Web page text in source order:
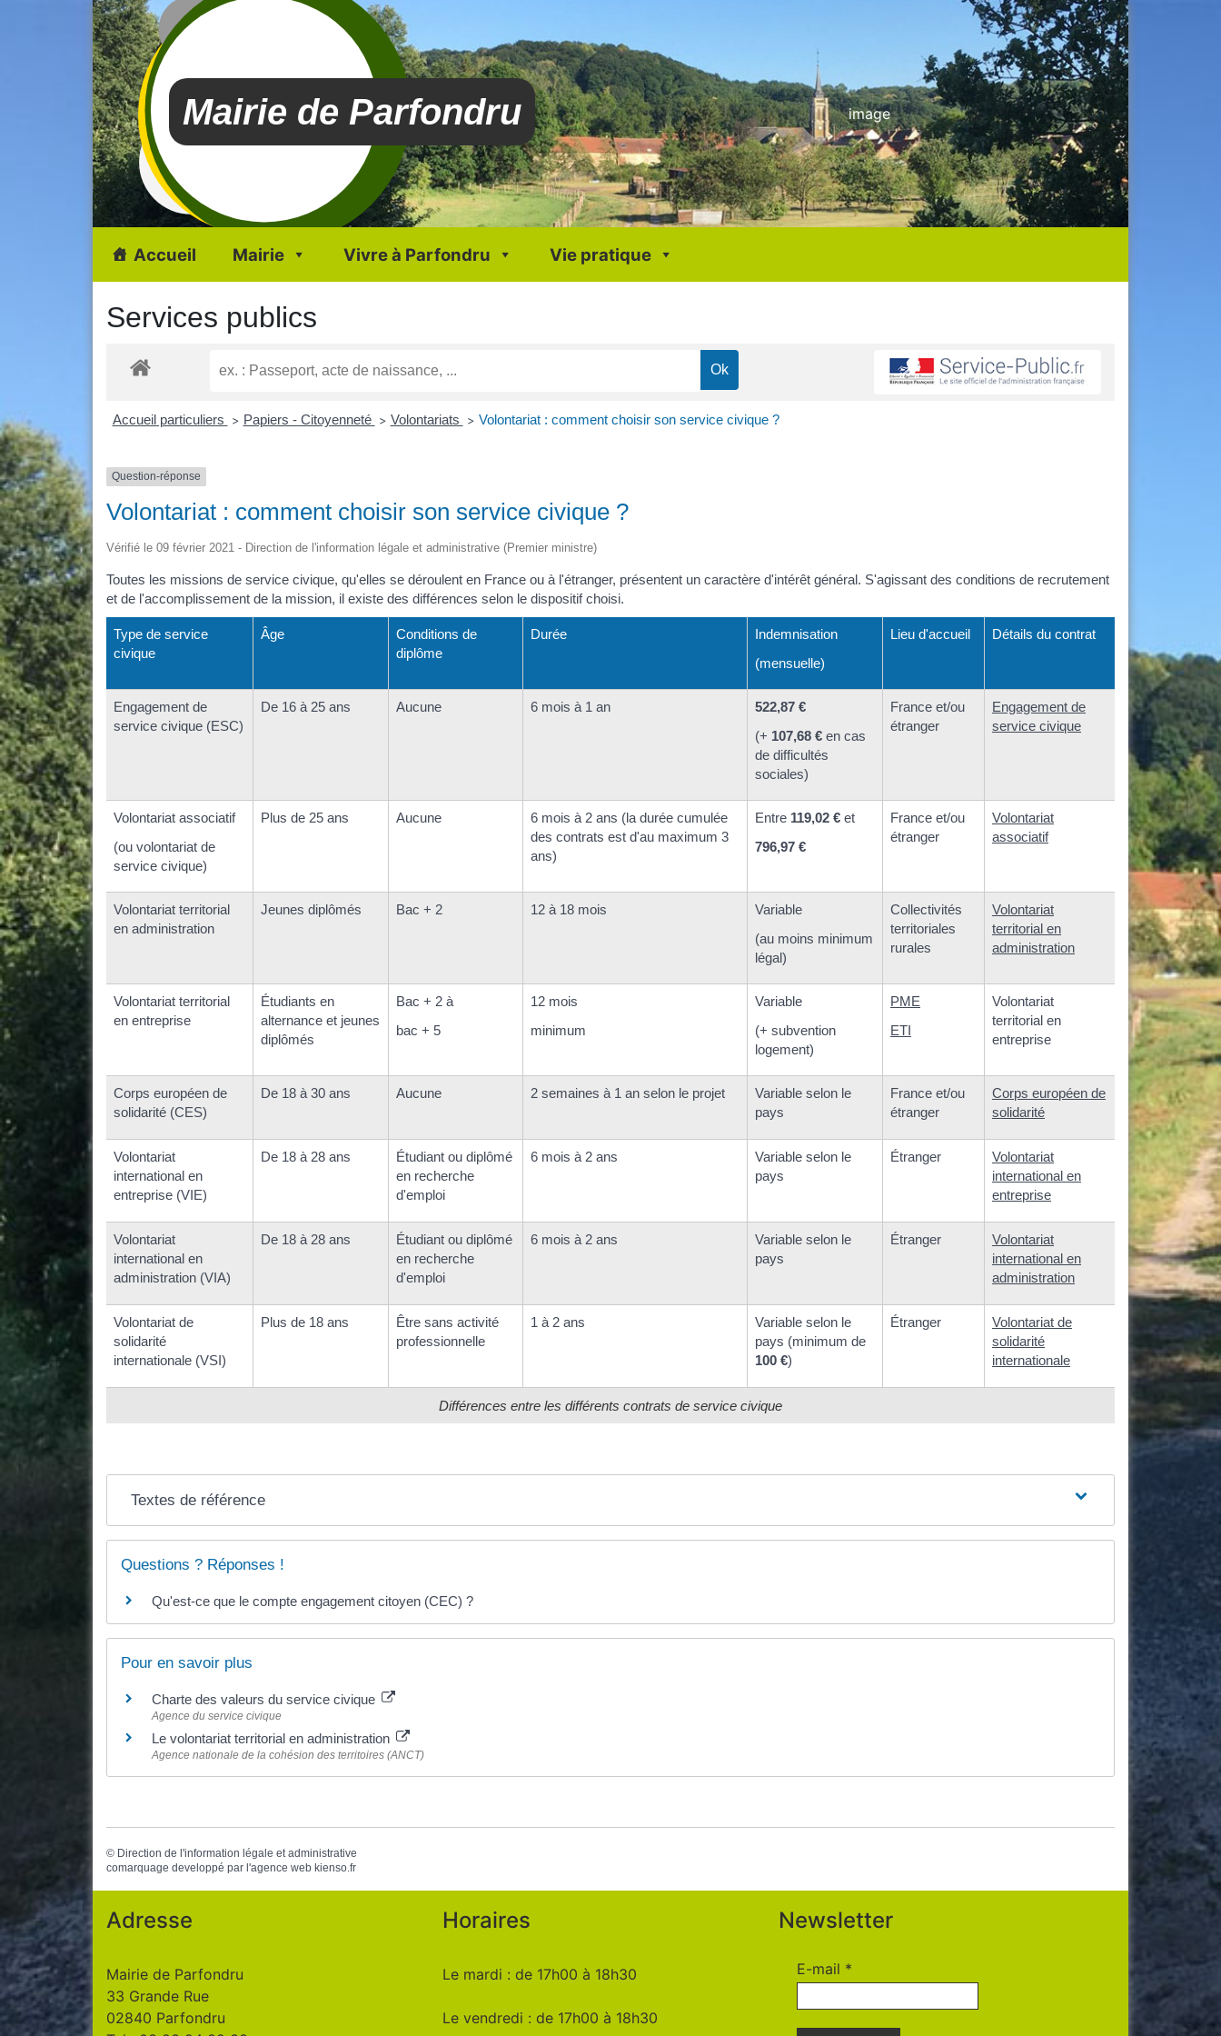
Mairie de Parfondru image
Accueil Mairie Vivre à Parfondru Vie pratique
Services publics
Accueil particuliers > Papiers - Citoyenneté > Volontariats > Volontariat : comment choisir son service civique ?
Question-réponse
Volontariat : comment choisir son service civique ?
Vérifié le 09 février 2021 - Direction de l'information légale et administrative (Premier ministre)
Toutes les missions de service civique, qu'elles se déroulent en France ou à l'étranger, présentent un caractère d'intérêt général. S'agissant des conditions de recrutement
et de l'accomplissement de la mission, il existe des différences selon le dispositif choisi.
Différences entre les différents contrats de service civique
Type de service
civique
Âge
Conditions de
diplôme
Durée
Indemnisation
(mensuelle)
Lieu d'accueil Détails du contrat
Engagement de
service civique (ESC)
De 16 à 25 ans Aucune 6 mois à 1 an
522,87 €
(+ 107,68 € en cas
de difficultés
sociales)
France et/ou
étranger
Engagement de
service civique
Volontariat associatif
(ou volontariat de
service civique)
Plus de 25 ans Aucune
6 mois à 2 ans (la durée cumulée
des contrats est d'au maximum 3
ans)
Entre 119,02 € et
796,97 €
France et/ou
étranger
Volontariat
associatif
Volontariat territorial
en administration
Jeunes diplômés Bac + 2 12 à 18 mois
Variable
(au moins minimum
légal)
Collectivités
territoriales
rurales
Volontariat
territorial en
administration
Volontariat territorial
en entreprise
Étudiants en
alternance et jeunes
diplômés
Bac + 2 à
bac + 5
12 mois
minimum
Variable
(+ subvention
logement)
PME
ETI
Volontariat
territorial en
entreprise
Corps européen de
solidarité (CES)
De 18 à 30 ans Aucune 2 semaines à 1 an selon le projet
Variable selon le
pays
France et/ou
étranger
Corps européen de
solidarité
Volontariat
international en
entreprise (VIE)
De 18 à 28 ans
Étudiant ou diplômé
en recherche
d'emploi
6 mois à 2 ans
Variable selon le
pays
Étranger
Volontariat
international en
entreprise
Volontariat
international en
administration (VIA)
De 18 à 28 ans
Étudiant ou diplômé
en recherche
d'emploi
6 mois à 2 ans
Variable selon le
pays
Étranger
Volontariat
international en
administration
Volontariat de
solidarité
internationale (VSI)
Plus de 18 ans
Être sans activité
professionnelle
1 à 2 ans
Variable selon le
pays (minimum de
100 €)
Étranger
Volontariat de
solidarité
internationale
Textes de référence
Questions ? Réponses !
Qu'est-ce que le compte engagement citoyen (CEC) ?
Pour en savoir plus
Charte des valeurs du service civique
Agence du service civique
Le volontariat territorial en administration
Agence nationale de la cohésion des territoires (ANCT)
© Direction de l'information légale et administrative
comarquage developpé par l'agence web kienso.fr
Adresse
Mairie de Parfondru
33 Grande Rue
02840 Parfondru
Horaires
Le mardi : de 17h00 à 18h30
Le vendredi : de 17h00 à 18h30
Newsletter
E-mail *